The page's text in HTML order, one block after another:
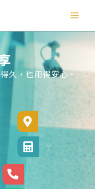
久，也用得安心。
診所電話
診所位置
24小時專線